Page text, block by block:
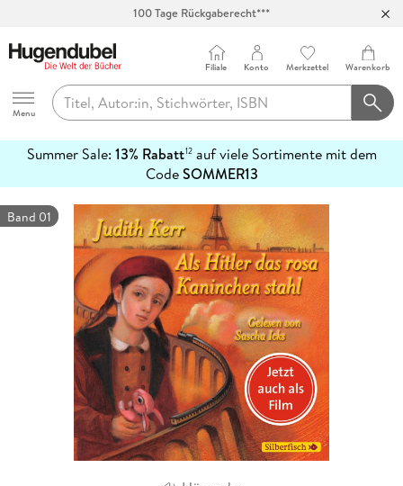
100 Tage Rückgaberecht***
Hugendubel
Menu
Filiale Konto Merkzettel Warenkorb
Summer Sale: 13% Rabatt12auf viele Sortimente mit dem
CodeSOMMER13
erfahren
Band 01